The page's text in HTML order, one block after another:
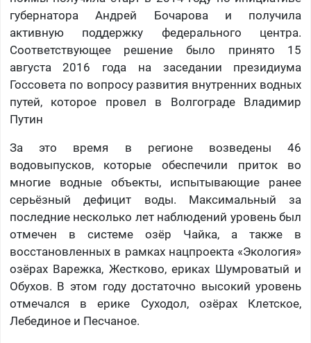
губернатора Андрей Бочарова и получила
активную поддержку федерального центра.
Соответствующее решение было принято 15
августа 2016 года на заседании президиума
Госсовета по вопросу развития внутренних водных
путей, которое провел в Волгограде Владимир
Путин
За это время в регионе возведены 46
водовыпусков, которые обеспечили приток во
многие водные объекты, испытывающие ранее
серьёзный дефицит воды. Максимальный за
последние несколько лет наблюдений уровень был
отмечен в системе озёр Чайка, а также в
восстановленных в рамках нацпроекта «Экология»
озёрах Варежка, Жестково, ериках Шумроватый и
Обухов. В этом году достаточно высокий уровень
отмечался в ерике Суходол, озёрах Клетское,
Лебединое и Песчаное.